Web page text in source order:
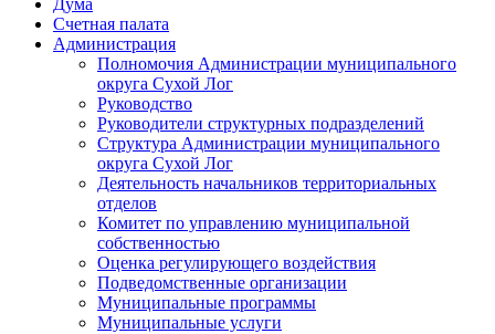
Дума
Счетная палата
Администрация
Полномочия Администрации муниципального
округа Сухой Лог
Руководство
Руководители структурных подразделений
Структура Администрации муниципального
округа Сухой Лог
Деятельность начальников территориальных
отделов
Комитет по управлению муниципальной
собственностью
Оценка регулирующего воздействия
Подведомственные организации
Муниципальные программы
Муниципальные услуги